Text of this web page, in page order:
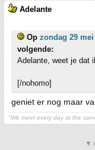
Adelante
Op zondag 29 mei
volgende:
Adelante, weet je dat
[/nohomo]
geniet er nog maar
"We meet every day at the
▼